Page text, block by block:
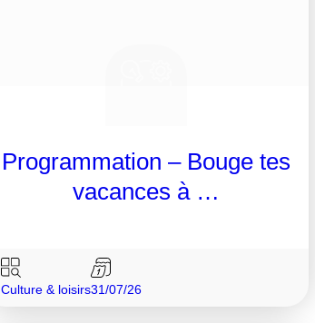
Programmation – Bouge tes
vacances à …
Culture & loisirs31/07/26